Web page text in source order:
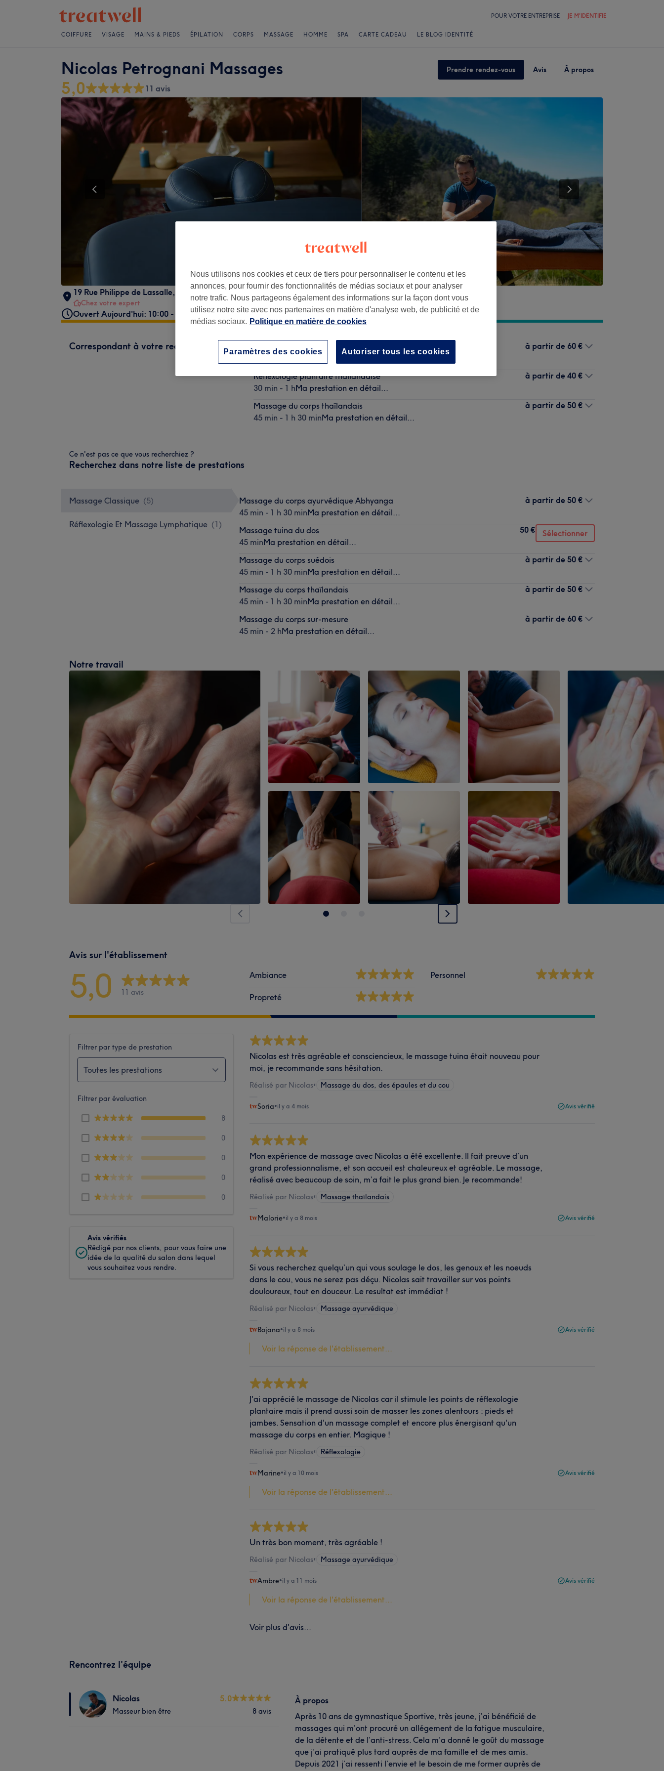
POUR VOTRE ENTREPRISE JE M'IDENTIFIE
COIFFURE VISAGE MAINS & PIEDS ÉPILATION CORPS MASSAGE HOMME SPA CARTE CADEAU LE BLOG IDENTITÉ
Nicolas Petrognani Massages Prendre rendez-vous Avis À propos
5,0 11 avis
19 Rue Philippe de Lassalle, Lyon, 69004
Chez votre expert
Ouvert Aujourd'hui: 10:00 - 20:00
Correspondant à votre recherche
Massage du corps sur-mesure
à partir de 60 €
Réflexologie plantaire thaïlandaise
30 min - 1 hMa prestation en détail...
à partir de 40 €
Massage du corps thaïlandais
45 min - 1 h 30 minMa prestation en détail...
à partir de 50 €
Ce n'est pas ce que vous recherchiez ?
Recherchez dans notre liste de prestations
Massage Classique (5)
Réflexologie Et Massage Lymphatique (1)
Massage du corps ayurvédique Abhyanga
45 min - 1 h 30 minMa prestation en détail...
à partir de 50 €
Massage tuina du dos
45 minMa prestation en détail...
50 € Sélectionner
Massage du corps suédois
45 min - 1 h 30 minMa prestation en détail...
à partir de 50 €
Massage du corps thaïlandais
45 min - 1 h 30 minMa prestation en détail...
à partir de 50 €
Massage du corps sur-mesure
45 min - 2 hMa prestation en détail...
à partir de 60 €
Notre travail
Avis sur l'établissement
5,0 11 avis
Ambiance
Propreté
Personnel
Filtrer par type de prestation
Toutes les prestations
Filtrer par évaluation
8
0
0
0
0
Avis vérifiés
Rédigé par nos clients, pour vous faire une
idée de la qualité du salon dans lequel
vous souhaitez vous rendre.
Nicolas est très agréable et consciencieux, le massage tuina était nouveau pour
moi, je recommande sans hésitation.
Réalisé par Nicolas• Massage du dos, des épaules et du cou
Soria•il y a 4 mois Avis vérifié
Mon expérience de massage avec Nicolas a été excellente. Il fait preuve d’un
grand professionnalisme, et son accueil est chaleureux et agréable. Le massage,
réalisé avec beaucoup de soin, m’a fait le plus grand bien. Je recommande!
Réalisé par Nicolas• Massage thaïlandais
Malorie•il y a 8 mois Avis vérifié
Si vous recherchez quelqu’un qui vous soulage le dos, les genoux et les noeuds
dans le cou, vous ne serez pas déçu. Nicolas sait travailler sur vos points
douloureux, tout en douceur. Le resultat est immédiat !
Réalisé par Nicolas• Massage ayurvédique
Bojana•il y a 8 mois Avis vérifié
Voir la réponse de l'établissement...
J'ai apprécié le massage de Nicolas car il stimule les points de réflexologie
plantaire mais il prend aussi soin de masser les zones alentours : pieds et
jambes. Sensation d'un massage complet et encore plus énergisant qu'un
massage du corps en entier. Magique !
Réalisé par Nicolas• Réflexologie
Marine•il y a 10 mois Avis vérifié
Voir la réponse de l'établissement...
Un très bon moment, très agréable !
Réalisé par Nicolas• Massage ayurvédique
Ambre•il y a 11 mois Avis vérifié
Voir la réponse de l'établissement...
Voir plus d'avis...
Rencontrez l'équipe
Nicolas
Masseur bien être
5.0
8 avis
À propos
Après 10 ans de gymnastique Sportive, très jeune, j’ai bénéficié de
massages qui m’ont procuré un allégement de la fatigue musculaire,
de la détente et de l’anti-stress. Cela m’a donné le goût du massage
que j’ai pratiqué plus tard auprès de ma famille et de mes amis.
Depuis 2021 j’ai ressenti l’envie et le besoin de me former auprès de
Nous utilisons nos cookies et ceux de tiers pour personnaliser le contenu et les
annonces, pour fournir des fonctionnalités de médias sociaux et pour analyser
notre trafic. Nous partageons également des informations sur la façon dont vous
utilisez notre site avec nos partenaires en matière d'analyse web, de publicité et de
médias sociaux. Politique en matière de cookies
Autoriser tous les cookies
Paramètres des cookies